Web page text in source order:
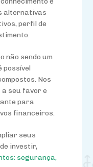
alternativas
perfil de
não sendo um
possível
Nos
seu favor e
para
financeiros.
seus
investir,
segurança,